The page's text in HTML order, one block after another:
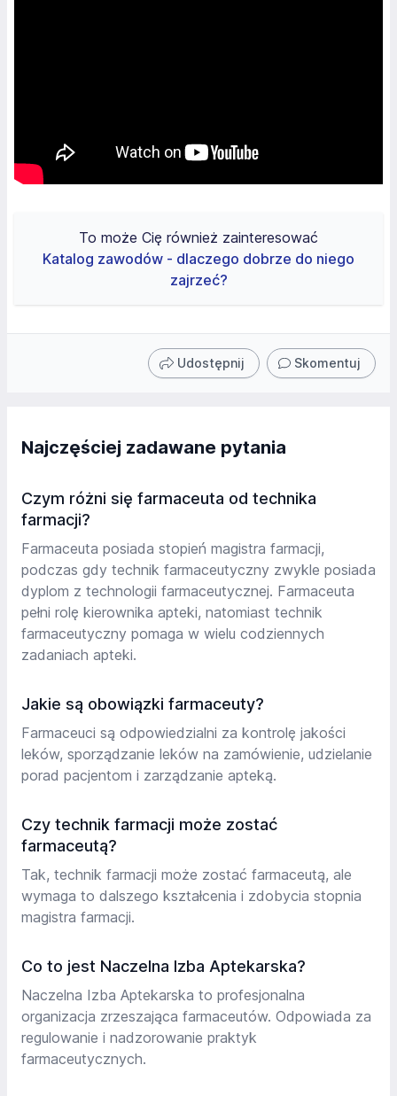
To może Cię również zainteresować
Katalog zawodów - dlaczego dobrze do niego
zajrzeć?
Udostępnij Skomentuj
Najczęściej zadawane pytania
Czym różni się farmaceuta od technika
farmacji?
Farmaceuta posiada stopień magistra farmacji,
podczas gdy technik farmaceutyczny zwykle posiada
dyplom z technologii farmaceutycznej. Farmaceuta
pełni rolę kierownika apteki, natomiast technik
farmaceutyczny pomaga w wielu codziennych
zadaniach apteki.
Jakie są obowiązki farmaceuty?
Farmaceuci są odpowiedzialni za kontrolę jakości
leków, sporządzanie leków na zamówienie, udzielanie
porad pacjentom i zarządzanie apteką.
Czy technik farmacji może zostać
farmaceutą?
Tak, technik farmacji może zostać farmaceutą, ale
wymaga to dalszego kształcenia i zdobycia stopnia
magistra farmacji.
Co to jest Naczelna Izba Aptekarska?
Naczelna Izba Aptekarska to profesjonalna
organizacja zrzeszająca farmaceutów. Odpowiada za
regulowanie i nadzorowanie praktyk
farmaceutycznych.